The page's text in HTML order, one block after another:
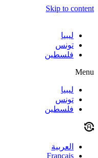
Skip to content
ليبيا
تونس
فلسطين
Menu
ليبيا
تونس
فلسطين
العربية
Français